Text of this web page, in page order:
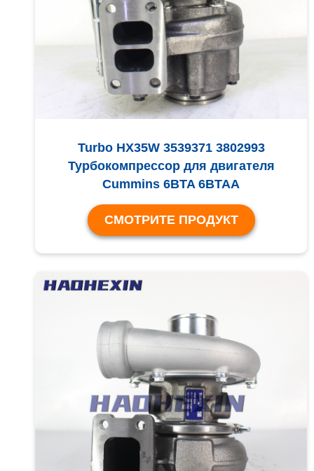
Turbo HX35W 3539371 3802993
Турбокомпрессор для двигателя
Cummins 6BTA 6BTAA
СМОТРИТЕ ПРОДУКТ